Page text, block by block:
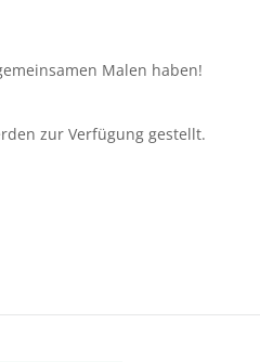
Malen haben!
zur Verfügung gestellt.